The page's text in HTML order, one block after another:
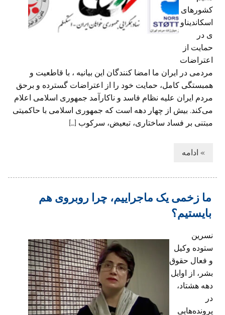
کشورهای
اسکاندیناو
ی در
حمایت از
اعتراضات
مردمی در ایران ما امضا کنندگان این بیانیه ، با قاطعیت و
همبستگی کامل، حمایت خود را از اعتراضات گسترده و برحق
مردم ایران علیه نظام فاسد و ناکارآمد جمهوری اسلامی اعلام
می‌کند. بیش از چهار دهه است که جمهوری اسلامی با حاکمیتی
مبتنی بر فساد ساختاری، تبعیض، سرکوب […]
» ادامه
ما زخمی یک ماجراییم، چرا روبروی هم
بایستیم؟
نسرین
ستوده وکیل
و فعال حقوق
بشر، از اوایل
دهه هشتاد،
در
پرونده‌هایی